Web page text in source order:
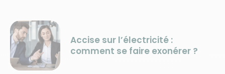
Accise sur l’électricité :
comment se faire exonérer ?